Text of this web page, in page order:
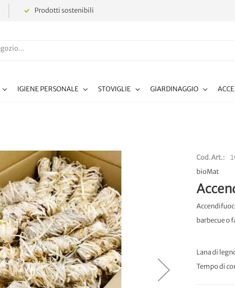
Prodotti sostenibili
IGIENE PERSONALE STOVIGLIE GIARDINAGGIO
Cod.Art.
bioMat
barbecue o
Lana di
Tempo di